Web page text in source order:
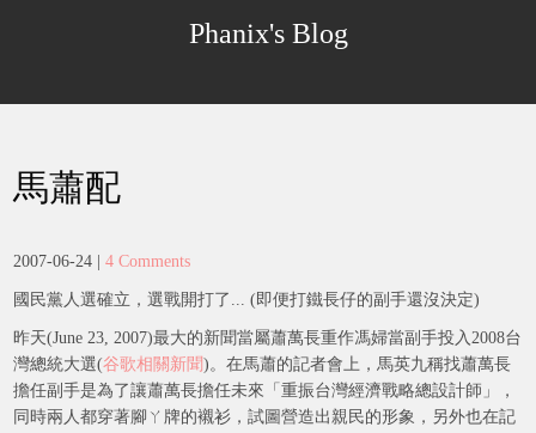
Phanix's Blog
馬蕭配
2007-06-24 |4 Comments
國民黨人選確立，選戰開打了... (即便打鐵長仔的副手還沒決定)
昨天(June 23, 2007)最大的新聞當屬蕭萬長重作馮婦當副手投入2008台
灣總統大選(谷歌相關新聞)。在馬蕭的記者會上，馬英九稱找蕭萬長
擔任副手是為了讓蕭萬長擔任未來「重振台灣經濟戰略總設計師」，
同時兩人都穿著腳ㄚ牌的襯衫，試圖營造出親民的形象，另外也在記